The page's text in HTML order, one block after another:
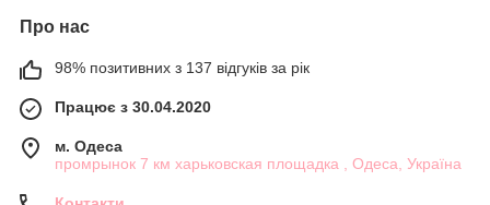
Про нас
98% позитивних з 137 відгуків за рік
Працює з 30.04.2020
м. Одеса
промрынок 7 км харьковская площадка , Одеса, Україна